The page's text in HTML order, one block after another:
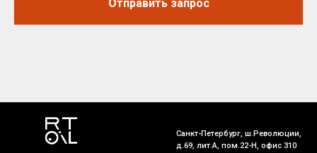
Отправить запрос